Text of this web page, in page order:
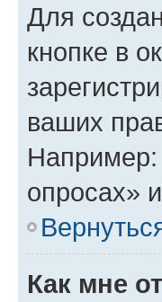
Для
кнопке в
ваших
Например:
опросах»
Как мне